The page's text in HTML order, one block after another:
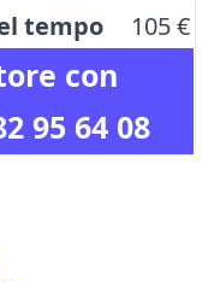
con
95 64 08
tempo
105 €